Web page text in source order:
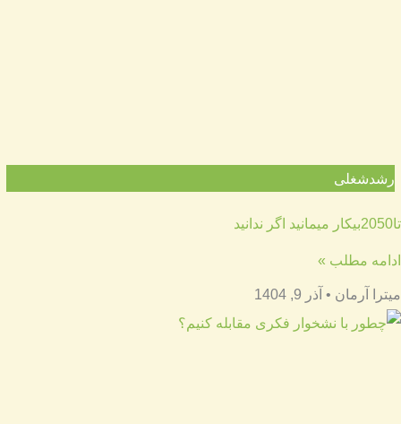
رشدشغلی
تا2050بیکار میمانید اگر ندانید
ادامه مطلب »
میترا آرمان آذر 9, 1404